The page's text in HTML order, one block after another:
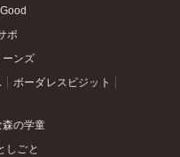
ポ
ンズ
ボーダレスビジット
の学童
しごと